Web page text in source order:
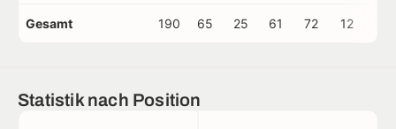
Gesamt 190 65 25 61 72 12
Statistik nach Position